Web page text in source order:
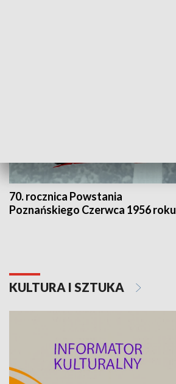
70. rocznica Powstania
Poznańskiego Czerwca 1956 roku
KULTURA I SZTUKA